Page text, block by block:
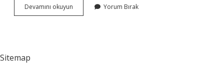
Devamını okuyun Kanonlar
Ne
Yorum Bırak
Sitemap